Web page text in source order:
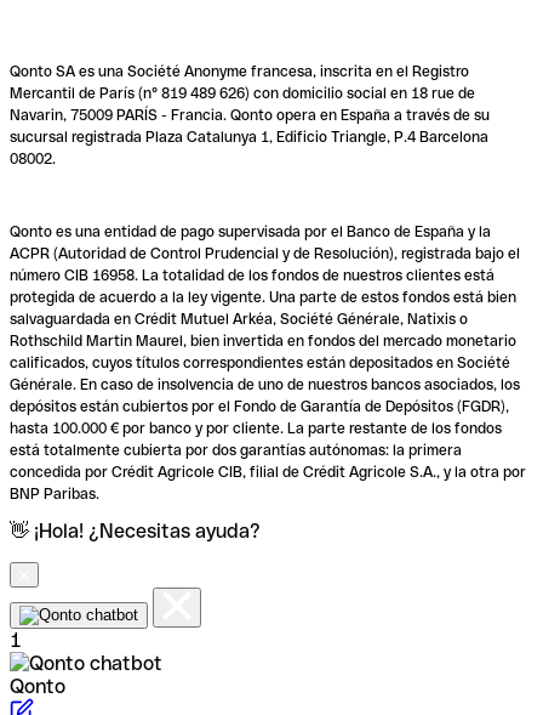
Qonto SA es una Société Anonyme francesa, inscrita en el Registro
Mercantil de París (n° 819 489 626) con domicilio social en 18 rue de
Navarin, 75009 PARÍS - Francia. Qonto opera en España a través de su
sucursal registrada Plaza Catalunya 1, Edificio Triangle, P.4 Barcelona
08002.
Qonto es una entidad de pago supervisada por el Banco de España y la
ACPR (Autoridad de Control Prudencial y de Resolución), registrada bajo el
número CIB 16958. La totalidad de los fondos de nuestros clientes está
protegida de acuerdo a la ley vigente. Una parte de estos fondos está bien
salvaguardada en Crédit Mutuel Arkéa, Société Générale, Natixis o
Rothschild Martin Maurel, bien invertida en fondos del mercado monetario
calificados, cuyos títulos correspondientes están depositados en Société
Générale. En caso de insolvencia de uno de nuestros bancos asociados, los
depósitos están cubiertos por el Fondo de Garantía de Depósitos (FGDR),
hasta 100.000 € por banco y por cliente. La parte restante de los fondos
está totalmente cubierta por dos garantías autónomas: la primera
concedida por Crédit Agricole CIB, filial de Crédit Agricole S.A., y la otra por
BNP Paribas.
👋 ¡Hola! ¿Necesitas ayuda?
1
Qonto